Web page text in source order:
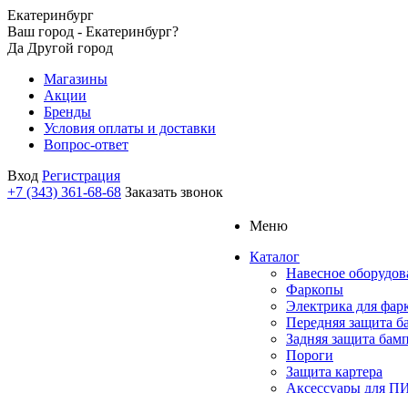
Екатеринбург
Ваш город - Екатеринбург?
Да Другой город
Магазины
Акции
Бренды
Условия оплаты и доставки
Вопрос-ответ
Вход Регистрация
+7 (343) 361-68-68 Заказать звонок
Меню
Каталог
Навесное
Фаркопы
Электрика для
Передняя защита
Задняя защита
Пороги
Защита картера
Аксессуары для